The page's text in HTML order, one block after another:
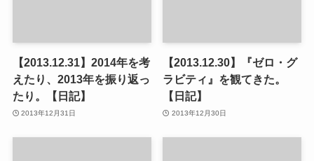
【2013.12.31】2014年を考
えたり、2013年を振り返っ
たり。【日記】
2013年12月31日
【2013.12.30】『ゼロ・グ
ラビティ』を観てきた。
【日記】
2013年12月30日